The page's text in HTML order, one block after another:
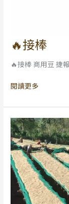
🔥接棒
🔥接棒 商用豆 捷
🔥
棒
閱讀更多